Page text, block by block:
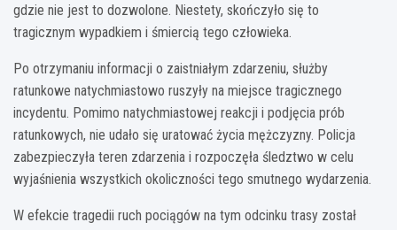
gdzie nie jest to dozwolone. Niestety, skończyło się to
tragicznym wypadkiem i śmiercią tego człowieka.
Po otrzymaniu informacji o zaistniałym zdarzeniu, służby
ratunkowe natychmiastowo ruszyły na miejsce tragicznego
incydentu. Pomimo natychmiastowej reakcji i podjęcia prób
ratunkowych, nie udało się uratować życia mężczyzny. Policja
zabezpieczyła teren zdarzenia i rozpoczęła śledztwo w celu
wyjaśnienia wszystkich okoliczności tego smutnego wydarzenia.
W efekcie tragedii ruch pociągów na tym odcinku trasy został